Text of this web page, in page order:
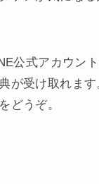
公式アカウン
が受け取れます
どうぞ。